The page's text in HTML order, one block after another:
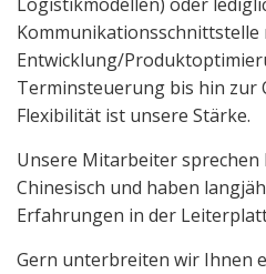
Kommunikationsschnittstelle
Entwicklung/
Terminsteuerung bis hin zur
Flexibilität ist unsere Stärke.
Unsere Mitarbeiter sprechen
Chinesisch und haben
Erfahrungen in der
Gern unterbreiten wir Ihnen